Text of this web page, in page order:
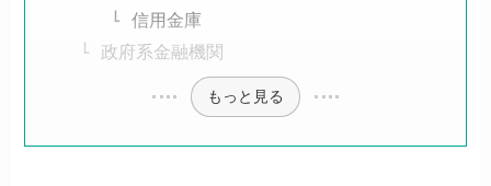
信用金庫
政府系金融機関
もっと見る